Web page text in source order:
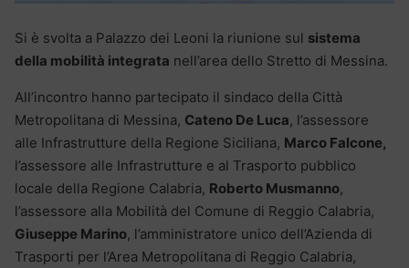
Si è svolta a Palazzo dei Leoni la riunione sul sistema
della mobilità integrata nell’area dello Stretto di Messina.
All’incontro hanno partecipato il sindaco della Città
Metropolitana di Messina, Cateno De Luca, l’assessore
alle Infrastrutture della Regione Siciliana, Marco Falcone,
l’assessore alle Infrastrutture e al Trasporto pubblico
locale della Regione Calabria, Roberto Musmanno,
l’assessore alla Mobilità del Comune di Reggio Calabria,
Giuseppe Marino, l’amministratore unico dell’Azienda di
Trasporti per l’Area Metropolitana di Reggio Calabria,